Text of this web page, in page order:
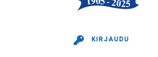
KIRJAUDU